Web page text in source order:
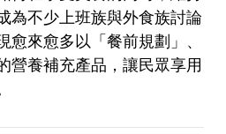
為不少上班族與外食族討論
愈來愈多以「餐前規劃」、
營養補充產品，讓民眾享用